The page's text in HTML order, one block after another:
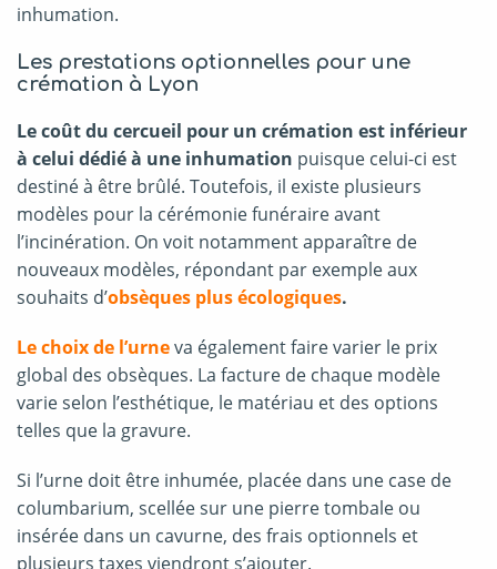
inhumation.
Les prestations optionnelles pour une
crémation à Lyon
Le coût du cercueil pour un crémation est inférieur
à celui dédié à une inhumation puisque celui-ci est
destiné à être brûlé. Toutefois, il existe plusieurs
modèles pour la cérémonie funéraire avant
l’incinération. On voit notamment apparaître de
nouveaux modèles, répondant par exemple aux
souhaits d’obsèques plus écologiques.
Le choix de l’urneva également faire varier le prix
global des obsèques. La facture de chaque modèle
varie selon l’esthétique, le matériau et des options
telles que la gravure.
Si l’urne doit être inhumée, placée dans une case de
columbarium, scellée sur une pierre tombale ou
insérée dans un cavurne, des frais optionnels et
plusieurs taxes viendront s’ajouter.